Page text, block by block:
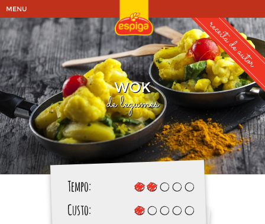
MENU
receita de autor
WOK
de legumes
Tempo:
Custo: